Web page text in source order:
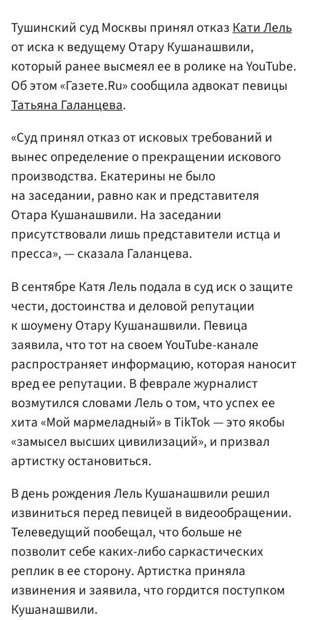
Тушинский суд Москвы принял отказКати Лель
от иска к ведущему Отару Кушанашвили,
который ранее высмеял ее в ролике на YouTube.
Об этом «Газете.Ru» сообщила адвокат певицы
Татьяна Галанцева.
«Суд принял отказ от исковых требований и
вынес определение о прекращении искового
производства. Екатерины не было
на заседании, равно как и представителя
Отара Кушанашвили. На заседании
присутствовали лишь представители истца и
пресса», — сказала Галанцева.
В сентябре Катя Лель подала в суд иск о защите
чести, достоинства и деловой репутации
к шоумену Отару Кушанашвили. Певица
заявила, что тот на своем YouTube-канале
распространяет информацию, которая наносит
вред ее репутации. В феврале журналист
возмутился словами Лель о том, что успех ее
хита «Мой мармеладный» в TikTok — это якобы
«замысел высших цивилизаций», и призвал
артистку остановиться.
В день рождения Лель Кушанашвили решил
извиниться перед певицей в видеообращении.
Телеведущий пообещал, что больше не
позволит себе каких-либо саркастических
реплик в ее сторону. Артистка приняла
извинения и заявила, что гордится поступком
Кушанашвили.